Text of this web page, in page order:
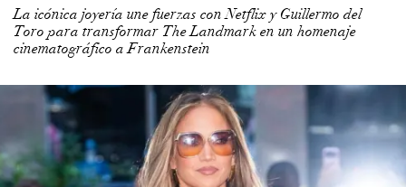
La icónica joyería une fuerzas con Netflix y Guillermo del
Toro para transformar The Landmark en un homenaje
cinematográfico a Frankenstein